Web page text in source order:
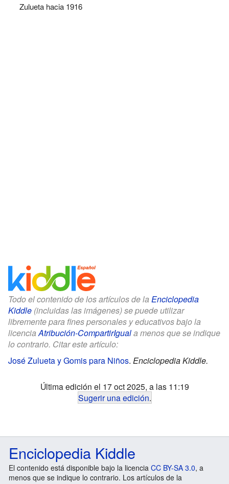
Zulueta hacia 1916
Todo el contenido de los artículos de la Enciclopedia
Kiddle (incluidas las imágenes) se puede utilizar
libremente para fines personales y educativos bajo la
licenciaAtribución-CompartirIguala menos que se indique
lo contrario. Citar este artículo:
José Zulueta y Gomis para Niños. Enciclopedia Kiddle.
Última edición el 17 oct 2025, a las 11:19
Sugerir una edición.
Enciclopedia Kiddle
El contenido está disponible bajo la licencia CC BY-SA 3.0, a
menos que se indique lo contrario. Los artículos de la